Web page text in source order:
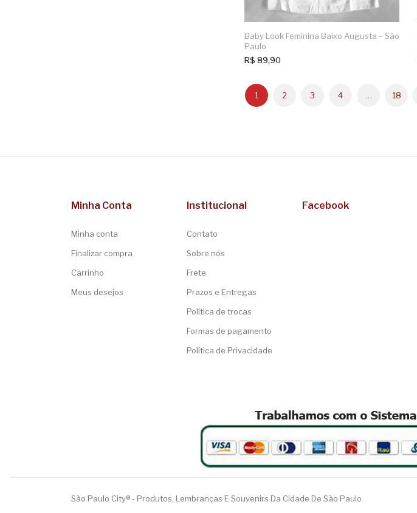
Baby Look Feminina Baixo Augusta – São
Paulo
R$ 89,90
1 2 3 4 … 18
Minha Conta
Minha conta
Finalizar compra
Carrinho
Meus desejos
Institucional
Contato
Sobre nós
Frete
Prazos e Entregas
Política de trocas
Formas de pagamento
Política de Privacidade
Facebook
São Paulo City® - Produtos, Lembranças E Souvenirs Da Cidade De São Paulo